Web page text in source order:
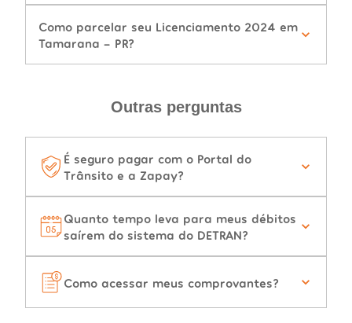
Como parcelar seu Licenciamento 2024 em
Tamarana - PR?
Outras perguntas
É seguro pagar com o Portal do
Trânsito e a Zapay?
Quanto tempo leva para meus débitos
saírem do sistema do DETRAN?
Como acessar meus comprovantes?